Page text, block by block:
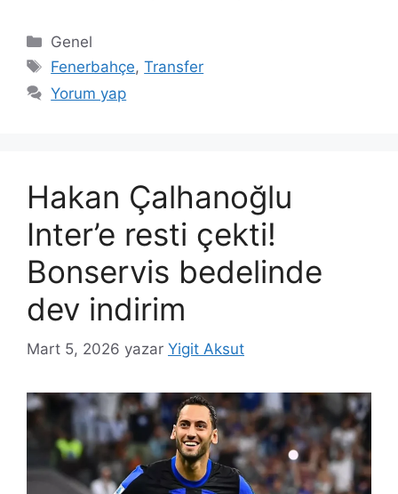
Kategoriler
Genel
Etiketler
Fenerbahçe,Transfer
Yorum yap
Hakan Çalhanoğlu
Inter’e resti çekti!
Bonservis bedelinde
dev indirim
Mart 5, 2026 yazar Yigit Aksut